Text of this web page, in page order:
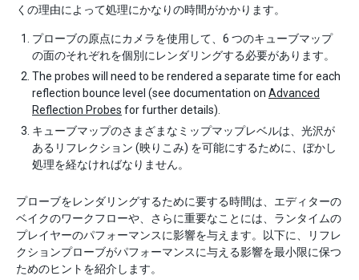
くの理由によって処理にかなりの時間がかかります。
プローブの原点にカメラを使用して、6 つのキューブマップ
の面のそれぞれを個別にレンダリングする必要があります。
The probes will need to be rendered a separate time for each
reflection bounce level (see documentation on Advanced
Reflection Probes for further details).
キューブマップのさまざまなミップマップレベルは、光沢が
あるリフレクション (映りこみ) を可能にするために、ぼかし
処理を経なければなりません。
プローブをレンダリングするために要する時間は、エディターの
ベイクのワークフローや、さらに重要なことには、ランタイムの
プレイヤーのパフォーマンスに影響を与えます。以下に、リフレ
クションプローブがパフォーマンスに与える影響を最小限に保つ
ためのヒントを紹介します。